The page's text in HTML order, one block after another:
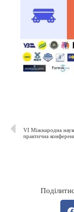
VI Міжнародна
практична